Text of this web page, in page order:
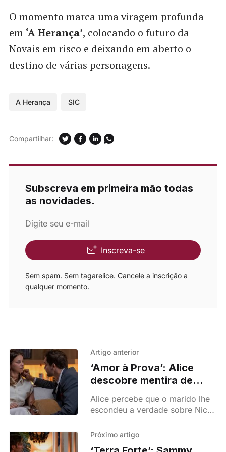
O momento marca uma viragem profunda
em ‘A Herança’, colocando o futuro da
Novais em risco e deixando em aberto o
destino de várias personagens.
A Herança SIC
Compartilhar:
Subscreva em primeira mão todas
as novidades.
Digite seu e-mail
Inscreva-se
Sem spam. Sem tagarelice. Cancele a inscrição a
qualquer momento.
Artigo anterior
‘Amor à Prova’: Alice
descobre mentira de
Tomás e confronto
termina em lágrimas
Alice percebe que o marido lhe
escondeu a verdade sobre Nico.
intenso e deixa o casamento à
Próximo artigo